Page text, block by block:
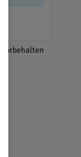
vorbehalten